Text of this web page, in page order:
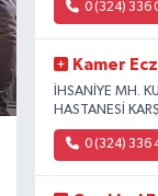
0 (324) 336
Kamer
İHSANİYE MH.
HASTANESİ
0 (324) 336